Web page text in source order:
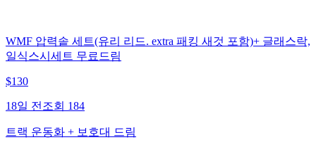
WMF 압력솥 세트(유리 리드. extra 패킹 새것 포함)+ 글래스락,
일식스시세트 무료드림
$130
18일 전 조회 184
트랙 운동화 + 보호대 드림